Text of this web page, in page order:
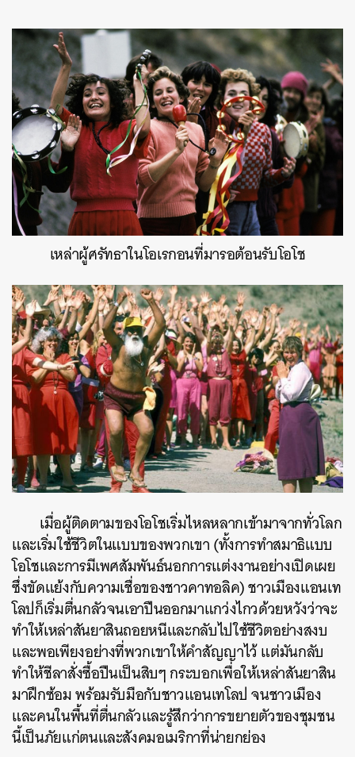
เหล่าผู้ศรัทธาในโอเรกอนที่มารอต้อนรับโอโช
เมื่อผู้ติดตามของโอโชเริ่มไหลหลากเข้ามาจากทั่วโลก
และเริ่มใช้ชีวิตในแบบของพวกเขา (ทั้งการทำสมาธิแบบ
โอโชและการมีเพศสัมพันธ์นอกการแต่งงานอย่างเปิดเผย
ซึ่งขัดแย้งกับความเชื่อของชาวคาทอลิค) ชาวเมืองแอนเท
โลปก็เริ่มตื่นกลัวจนเอาปืนออกมาแกว่งไกวด้วยหวังว่าจะ
ทำให้เหล่าสันยาสินถอยหนีและกลับไปใช้ชีวิตอย่างสงบ
และพอเพียงอย่างที่พวกเขาให้คำสัญญาไว้ แต่มันกลับ
ทำให้ชีลาสั่งซื้อปืนเป็นสิบๆ กระบอกเพื่อให้เหล่าสันยาสิน
มาฝึกซ้อม พร้อมรับมือกับชาวแอนเทโลป จนชาวเมือง
และคนในพื้นที่ตื่นกลัวและรู้สึกว่าการขยายตัวของชุมชน
นี้เป็นภัยแก่ตนและสังคมอเมริกาที่น่ายกย่อง
ค้นหา
SHARE TWEET LINE EMAIL